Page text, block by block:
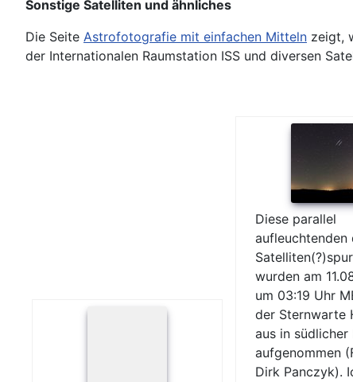
Sonstige Satelliten und ähnliches
Die Seite Astrofotografie mit einfachen Mitteln zeigt,
der Internationalen Raumstation ISS und diversen
Diese parallel
aufleuchtenden
wurden am
um 03:19 Uhr
der Sternwarte
aus in südlicher
aufgenommen
Dirk Panczyk).